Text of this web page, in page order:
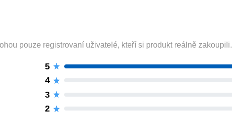
pouze registrovaní uživatelé, kteří si produkt reálně zakoupili.
5
4
3
2